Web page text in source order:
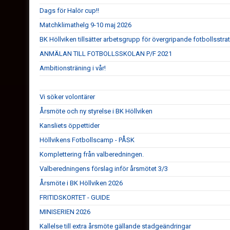
Dags för Halör cup!!
Matchklimathelg 9-10 maj 2026
BK Höllviken tillsätter arbetsgrupp för övergripande
ANMÄLAN TILL FOTBOLLSSKOLAN P/F 2021
Ambitionsträning i vår!
Vi söker volontärer
Årsmöte och ny styrelse i BK Höllviken
Kansliets öppettider
Höllvikens Fotbollscamp - PÅSK
Komplettering från valberedningen.
Valberedningens förslag inför årsmötet 3/3
Årsmöte i BK Höllviken 2026
FRITIDSKORTET - GUIDE
MINISERIEN 2026
Kallelse till extra årsmöte gällande stadgeändringar